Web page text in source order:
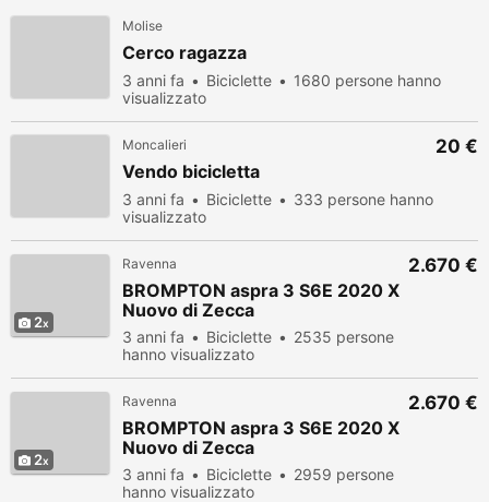
Molise
Cerco ragazza
3 anni fa Biciclette
1680 persone hanno
visualizzato
Moncalieri
Vendo bicicletta
3 anni fa Biciclette
333 persone hanno
visualizzato
20 €
2
Ravenna
BROMPTON aspra 3 S6E 2020 X
Nuovo di Zecca
3 anni fa Biciclette
2535 persone
hanno visualizzato
2.670 €
2
Ravenna
BROMPTON aspra 3 S6E 2020 X
Nuovo di Zecca
3 anni fa Biciclette
2959 persone
hanno visualizzato
2.670 €